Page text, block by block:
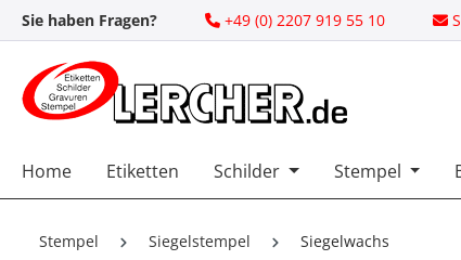
Hauptinhalt springen
Zur Suche springen
Zur Hauptnavigation springen
Sie haben Fragen? +49 (0) 2207 919 55 10
Home Etiketten Schilder Stempel
Stempel Siegelstempel Siegelwachs